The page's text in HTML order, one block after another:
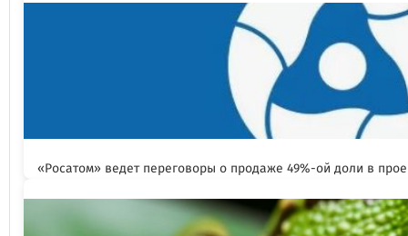
«Росатом» ведет переговоры о продаже 49%-ой доли в